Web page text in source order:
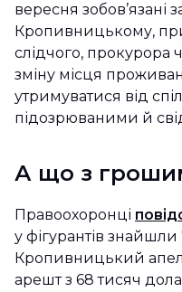
вересня зобов’язані
Кропивницькому,
слідчого, прокурора
зміну місця
утримуватися від
підозрюваними й
А що з
Правоохоронці
у фігурантів
Кропивницький
арешт з 68 тисяч